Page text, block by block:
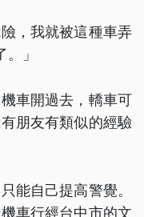
，我就被這種車弄
」
車開過去，轎車可
朋友有類似的經驗
能自己提高警覺。
車行經台中市的文